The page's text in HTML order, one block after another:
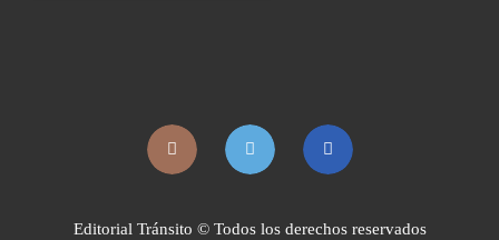
Editorial Tránsito © Todos los derechos reservados